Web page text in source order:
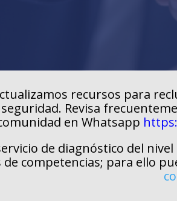
recursos para
Revisa
en Whatsapp
de diagnóstico del
de competencias; para ello